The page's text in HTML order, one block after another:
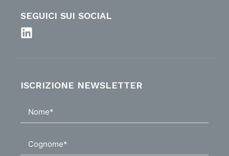
SEGUICI SUI SOCIAL
ISCRIZIONE NEWSLETTER